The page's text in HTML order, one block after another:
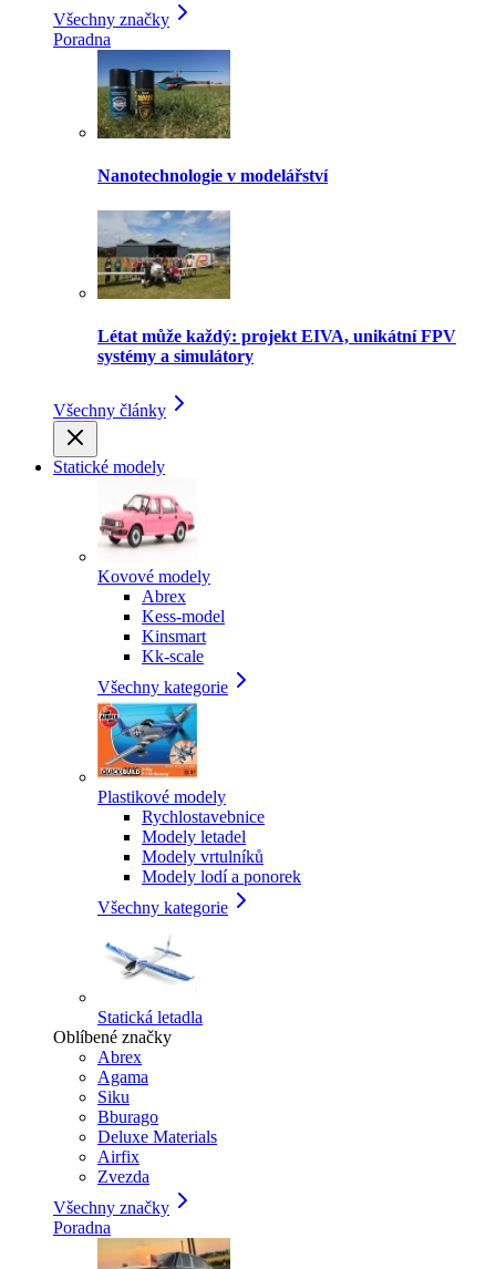
Všechny značky
Poradna
Nanotechnologie v modelářství
Létat může každý: projekt EIVA, unikátní FPV
systémy a simulátory
Všechny články
Statické modely
Kovové modely
Abrex
Kess-model
Kinsmart
Kk-scale
Všechny kategorie
Plastikové modely
Rychlostavebnice
Modely letadel
Modely vrtulníků
Modely lodí a ponorek
Všechny kategorie
Statická letadla
Oblíbené značky
Abrex
Agama
Siku
Bburago
Deluxe Materials
Airfix
Zvezda
Všechny značky
Poradna